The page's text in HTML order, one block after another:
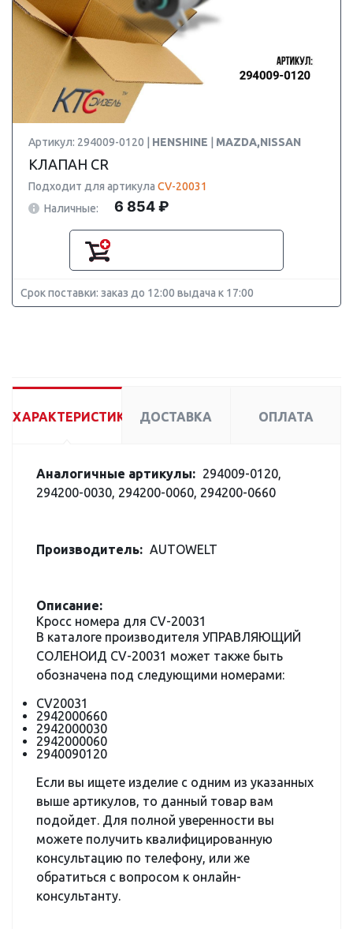
Артикул: 294009-0120 | HENSHINE MAZDA,NISSAN
КЛАПАН CR
Подходит для артикула CV-20031
Наличные:
6 854 ₽
Срок поставки: заказ до 12:00 выдача к 17:00
ХАРАКТЕРИСТИКИ ДОСТАВКА ОПЛАТА
Аналогичные артикулы: 294009-0120,
294200-0030, 294200-0060, 294200-0660
Производитель: AUTOWELT
Описание:
Кросс номера для CV-20031
В каталоге производителя УПРАВЛЯЮЩИЙ
СОЛЕНОИД CV-20031 может также быть
обозначена под следующими номерами:
CV20031
2942000660
2942000030
2942000060
2940090120
Если вы ищете изделие с одним из указанных
выше артикулов, то данный товар вам
подойдет. Для полной уверенности вы
можете получить квалифицированную
консультацию по телефону, или же
обратиться с вопросом к онлайн-
консультанту.